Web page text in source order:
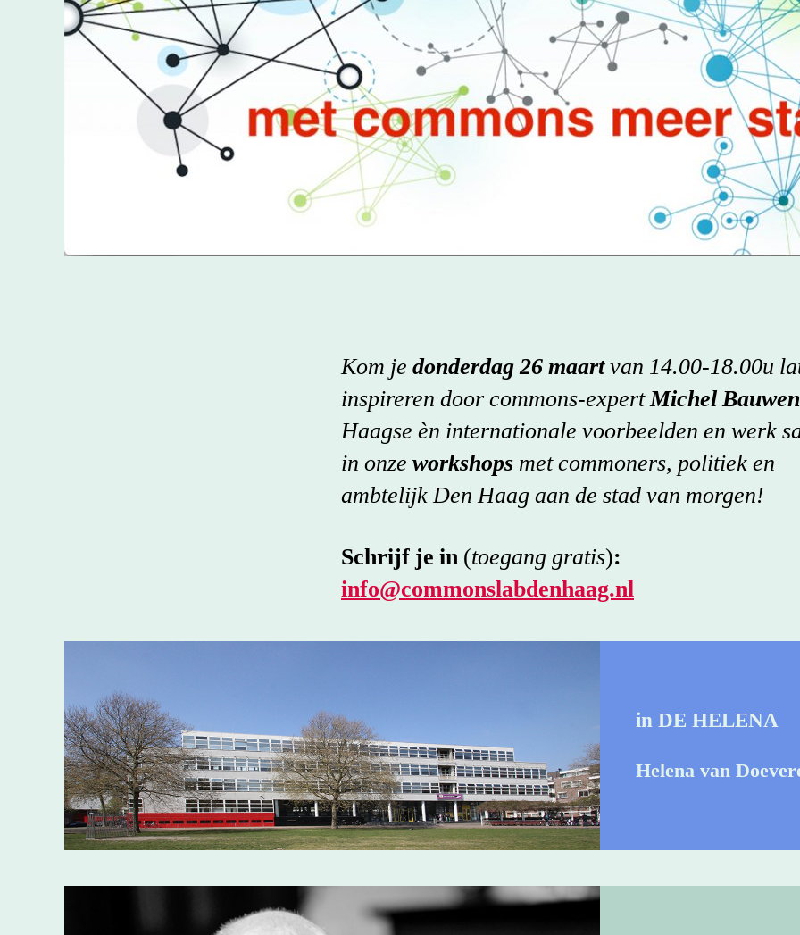
Kom je donderdag 26 maartvan 14.00-18.00u
inspireren door commons-expertMichel
Haagse èn internationale voorbeelden en werk
in onze workshops met commoners, politiek en
ambtelijk Den Haag aan de stad van morgen!
Schrijf je in (toegang gratis):
info@commonslabdenhaag.nl
in DE HELENA
Helena van